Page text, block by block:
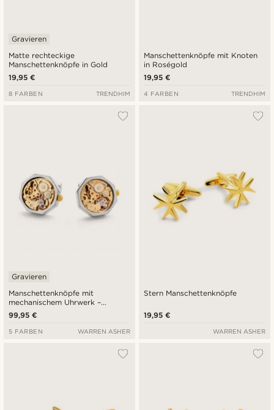
Matte rechteckige
Manschettenknöpfe in Gold
Gravieren
19,95 €
8 FARBEN TRENDHIM
Manschettenknöpfe mit Knoten
in Roségold
19,95 €
4 FARBEN TRENDHIM
Manschettenknöpfe mit
mechanischem Uhrwerk –
Silbergehäuse mit goldenem
Zifferblatt
Gravieren
99,95 €
5 FARBEN WARREN ASHER
Stern Manschettenknöpfe
19,95 €
WARREN ASHER